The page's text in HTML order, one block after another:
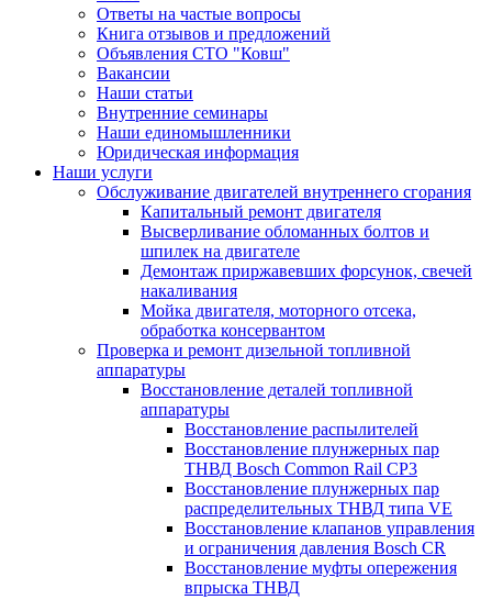
Ответы на частые вопросы
Книга отзывов и предложений
Объявления СТО "Ковш"
Вакансии
Наши статьи
Внутренние семинары
Наши единомышленники
Юридическая информация
Наши услуги
Обслуживание двигателей внутреннего сгорания
Капитальный ремонт двигателя
Высверливание обломанных болтов и
шпилек на двигателе
Демонтаж приржавевших форсунок, свечей
накаливания
Мойка двигателя, моторного отсека,
обработка консервантом
Проверка и ремонт дизельной топливной
аппаратуры
Восстановление деталей топливной
аппаратуры
Восстановление распылителей
Восстановление плунжерных пар
ТНВД Bosch Common Rail CP3
Восстановление плунжерных пар
распределительных ТНВД типа VE
Восстановление клапанов управления
и ограничения давления Bosch CR
Восстановление муфты опережения
впрыска ТНВД